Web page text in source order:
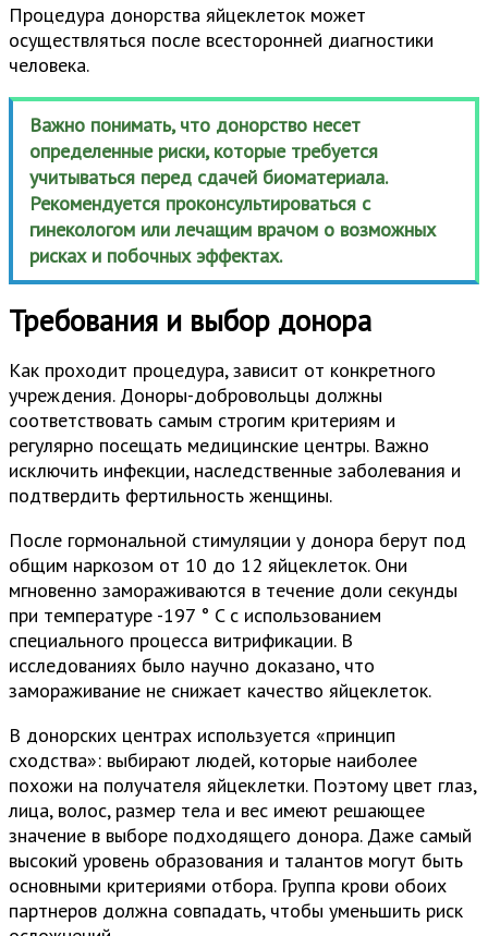
Процедура донорства яйцеклеток может
осуществляться после всесторонней диагностики
человека.
Важно понимать, что донорство несет
определенные риски, которые требуется
учитываться перед сдачей биоматериала.
Рекомендуется проконсультироваться с
гинекологом или лечащим врачом о возможных
рисках и побочных эффектах.
Требования и выбор донора
Как проходит процедура, зависит от конкретного
учреждения. Доноры-добровольцы должны
соответствовать самым строгим критериям и
регулярно посещать медицинские центры. Важно
исключить инфекции, наследственные заболевания и
подтвердить фертильность женщины.
После гормональной стимуляции у донора берут под
общим наркозом от 10 до 12 яйцеклеток. Они
мгновенно замораживаются в течение доли секунды
при температуре -197 ° C с использованием
специального процесса витрификации. В
исследованиях было научно доказано, что
замораживание не снижает качество яйцеклеток.
В донорских центрах используется «принцип
сходства»: выбирают людей, которые наиболее
похожи на получателя яйцеклетки. Поэтому цвет глаз,
лица, волос, размер тела и вес имеют решающее
значение в выборе подходящего донора. Даже самый
высокий уровень образования и талантов могут быть
основными критериями отбора. Группа крови обоих
партнеров должна совпадать, чтобы уменьшить риск